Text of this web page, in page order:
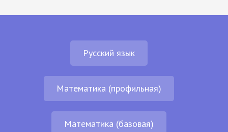
Русский язык
Математика (профильная)
Математика (базовая)